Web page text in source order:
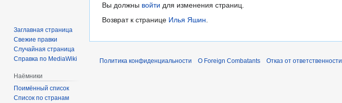
Перейти
к
Перейти
к
Вы должны войти для изменения страниц.
Возврат к странице Илья Яшин.
Заглавная страница
Свежие правки
Случайная страница
Справка по MediaWiki
Наёмники
Поимённый список
Список по странам
Политика конфиденциальности О Foreign Combatants Отказ от ответственности